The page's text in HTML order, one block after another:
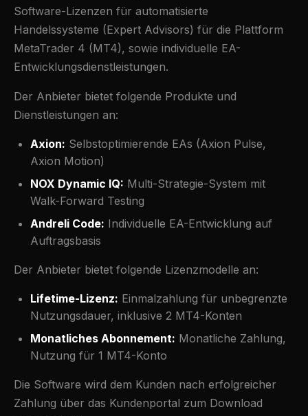
Software-Lizenzen für automatisierte
Handelssysteme (Expert Advisors) für die Plattform
MetaTrader 4 (MT4), sowie individuelle EA-
Entwicklungsdienstleistungen.
Der Anbieter bietet folgende Produkte und
Dienstleistungen an:
Axion: Selbstoptimierende EAs (Axion Pulse,
Axion Motion)
NOX Dynamic IQ: Multi-Strategie-System mit
Walk-Forward Testing
Andreli Code: Individuelle EA-Entwicklung auf
Auftragsbasis
Der Anbieter bietet folgende Lizenzmodelle an:
Lifetime-Lizenz: Einmalzahlung für unbegrenzte
Nutzungsdauer, inklusive 2 MT4-Konten
Monatliches Abonnement: Monatliche Zahlung,
Nutzung für 1 MT4-Konto
Die Software wird dem Kunden nach erfolgreicher
Zahlung über das Kundenportal zum Download